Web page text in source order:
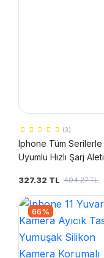
(3)
Iphone Tüm Serilerle
Uyumlu Hızlı Şarj Aleti
11 12 13 14 Pro Max
327.32 TL 494.27 TL
66%